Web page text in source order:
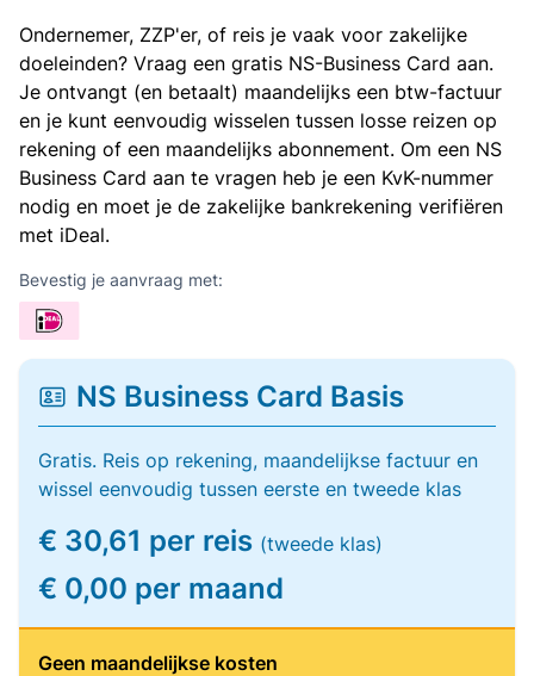
Ondernemer, ZZP'er, of reis je vaak voor zakelijke
doeleinden? Vraag een gratis NS-Business Card aan.
Je ontvangt (en betaalt) maandelijks een btw-factuur
en je kunt eenvoudig wisselen tussen losse reizen op
rekening of een maandelijks abonnement. Om een NS
Business Card aan te vragen heb je een KvK-nummer
nodig en moet je de zakelijke bankrekening verifiëren
met iDeal.
Bevestig je aanvraag met:
NS Business Card Basis
Gratis. Reis op rekening, maandelijkse factuur en
wissel eenvoudig tussen eerste en tweede klas
€ 30,61 per reis (tweede klas)
€ 0,00 per maand
Geen maandelijkse kosten